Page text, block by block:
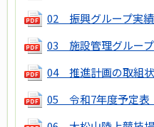
02 振興グループ実
03 施設管理グルー
04 推進計画の取組
05 令和7年度予定表